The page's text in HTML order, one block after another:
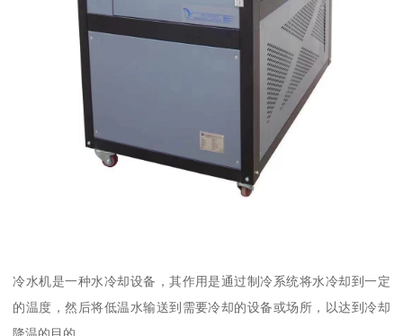
冷水机是一种水冷却设备，其作用是通过制冷系统将水冷却到一定
的温度，然后将低温水输送到需要冷却的设备或场所，以达到冷却
降温的目的。